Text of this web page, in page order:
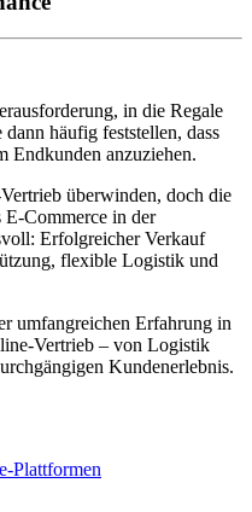
in die Regale
häufig feststellen, dass
Endkunden anzuziehen.
überwinden, doch die
E‑Commerce in der
Erfolgreicher Verkauf
flexible Logistik und
umfangreichen Erfahrung in
– von Logistik
Kundenerlebnis.
Plattformen